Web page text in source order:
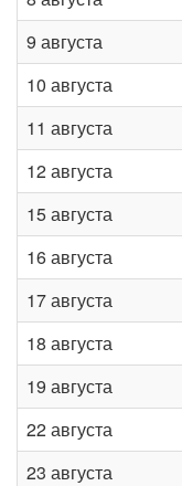
9 августа
10 августа
11 августа
12 августа
15 августа
16 августа
17 августа
18 августа
19 августа
22 августа
23 августа